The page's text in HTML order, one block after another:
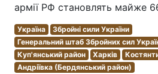
армії РФ становлять майже
Україна
Збройні сили України
Генеральний штаб Збройних сил
Куп'янський район
Харків
Андріївка (Бердянський район)